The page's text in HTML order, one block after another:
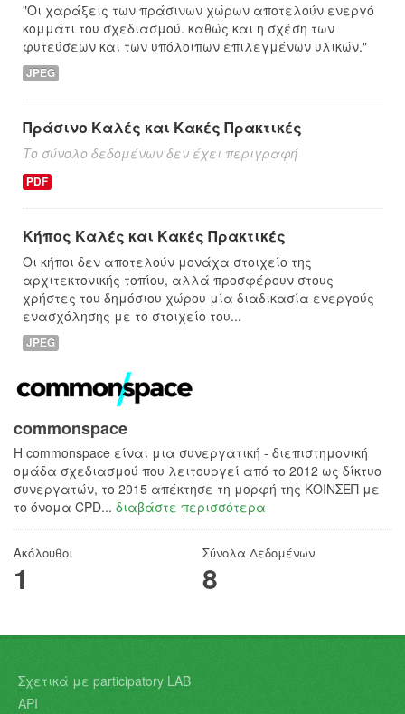
"Οι χαράξεις των πράσινων χώρων αποτελούν ενεργό
κομμάτι του σχεδιασμού. καθώς και η σχέση των
φυτεύσεων και των υπόλοιπων επιλεγμένων υλικών."
JPEG
Πράσινο Καλές και Κακές Πρακτικές
Το σύνολο δεδομένων δεν έχει περιγραφή
PDF
Κήπος Καλές και Κακές Πρακτικές
Οι κήποι δεν αποτελούν μονάχα στοιχείο της
αρχιτεκτονικής τοπίου, αλλά προσφέρουν στους
χρήστες του δημόσιου χώρου μία διαδικασία ενεργούς
ενασχόλησης με το στοιχείο του...
JPEG
commonspace
H commonspace είναι μια συνεργατική - διεπιστημονική
ομάδα σχεδιασμού που λειτουργεί από το 2012 ως δίκτυο
συνεργατών, το 2015 απέκτησε τη μορφή της ΚΟΙΝΣΕΠ με
το όνομα CPD... διαβάστε περισσότερα
Ακόλουθοι
1
Σύνολα Δεδομένων
8
Σχετικά με participatory LAB
API